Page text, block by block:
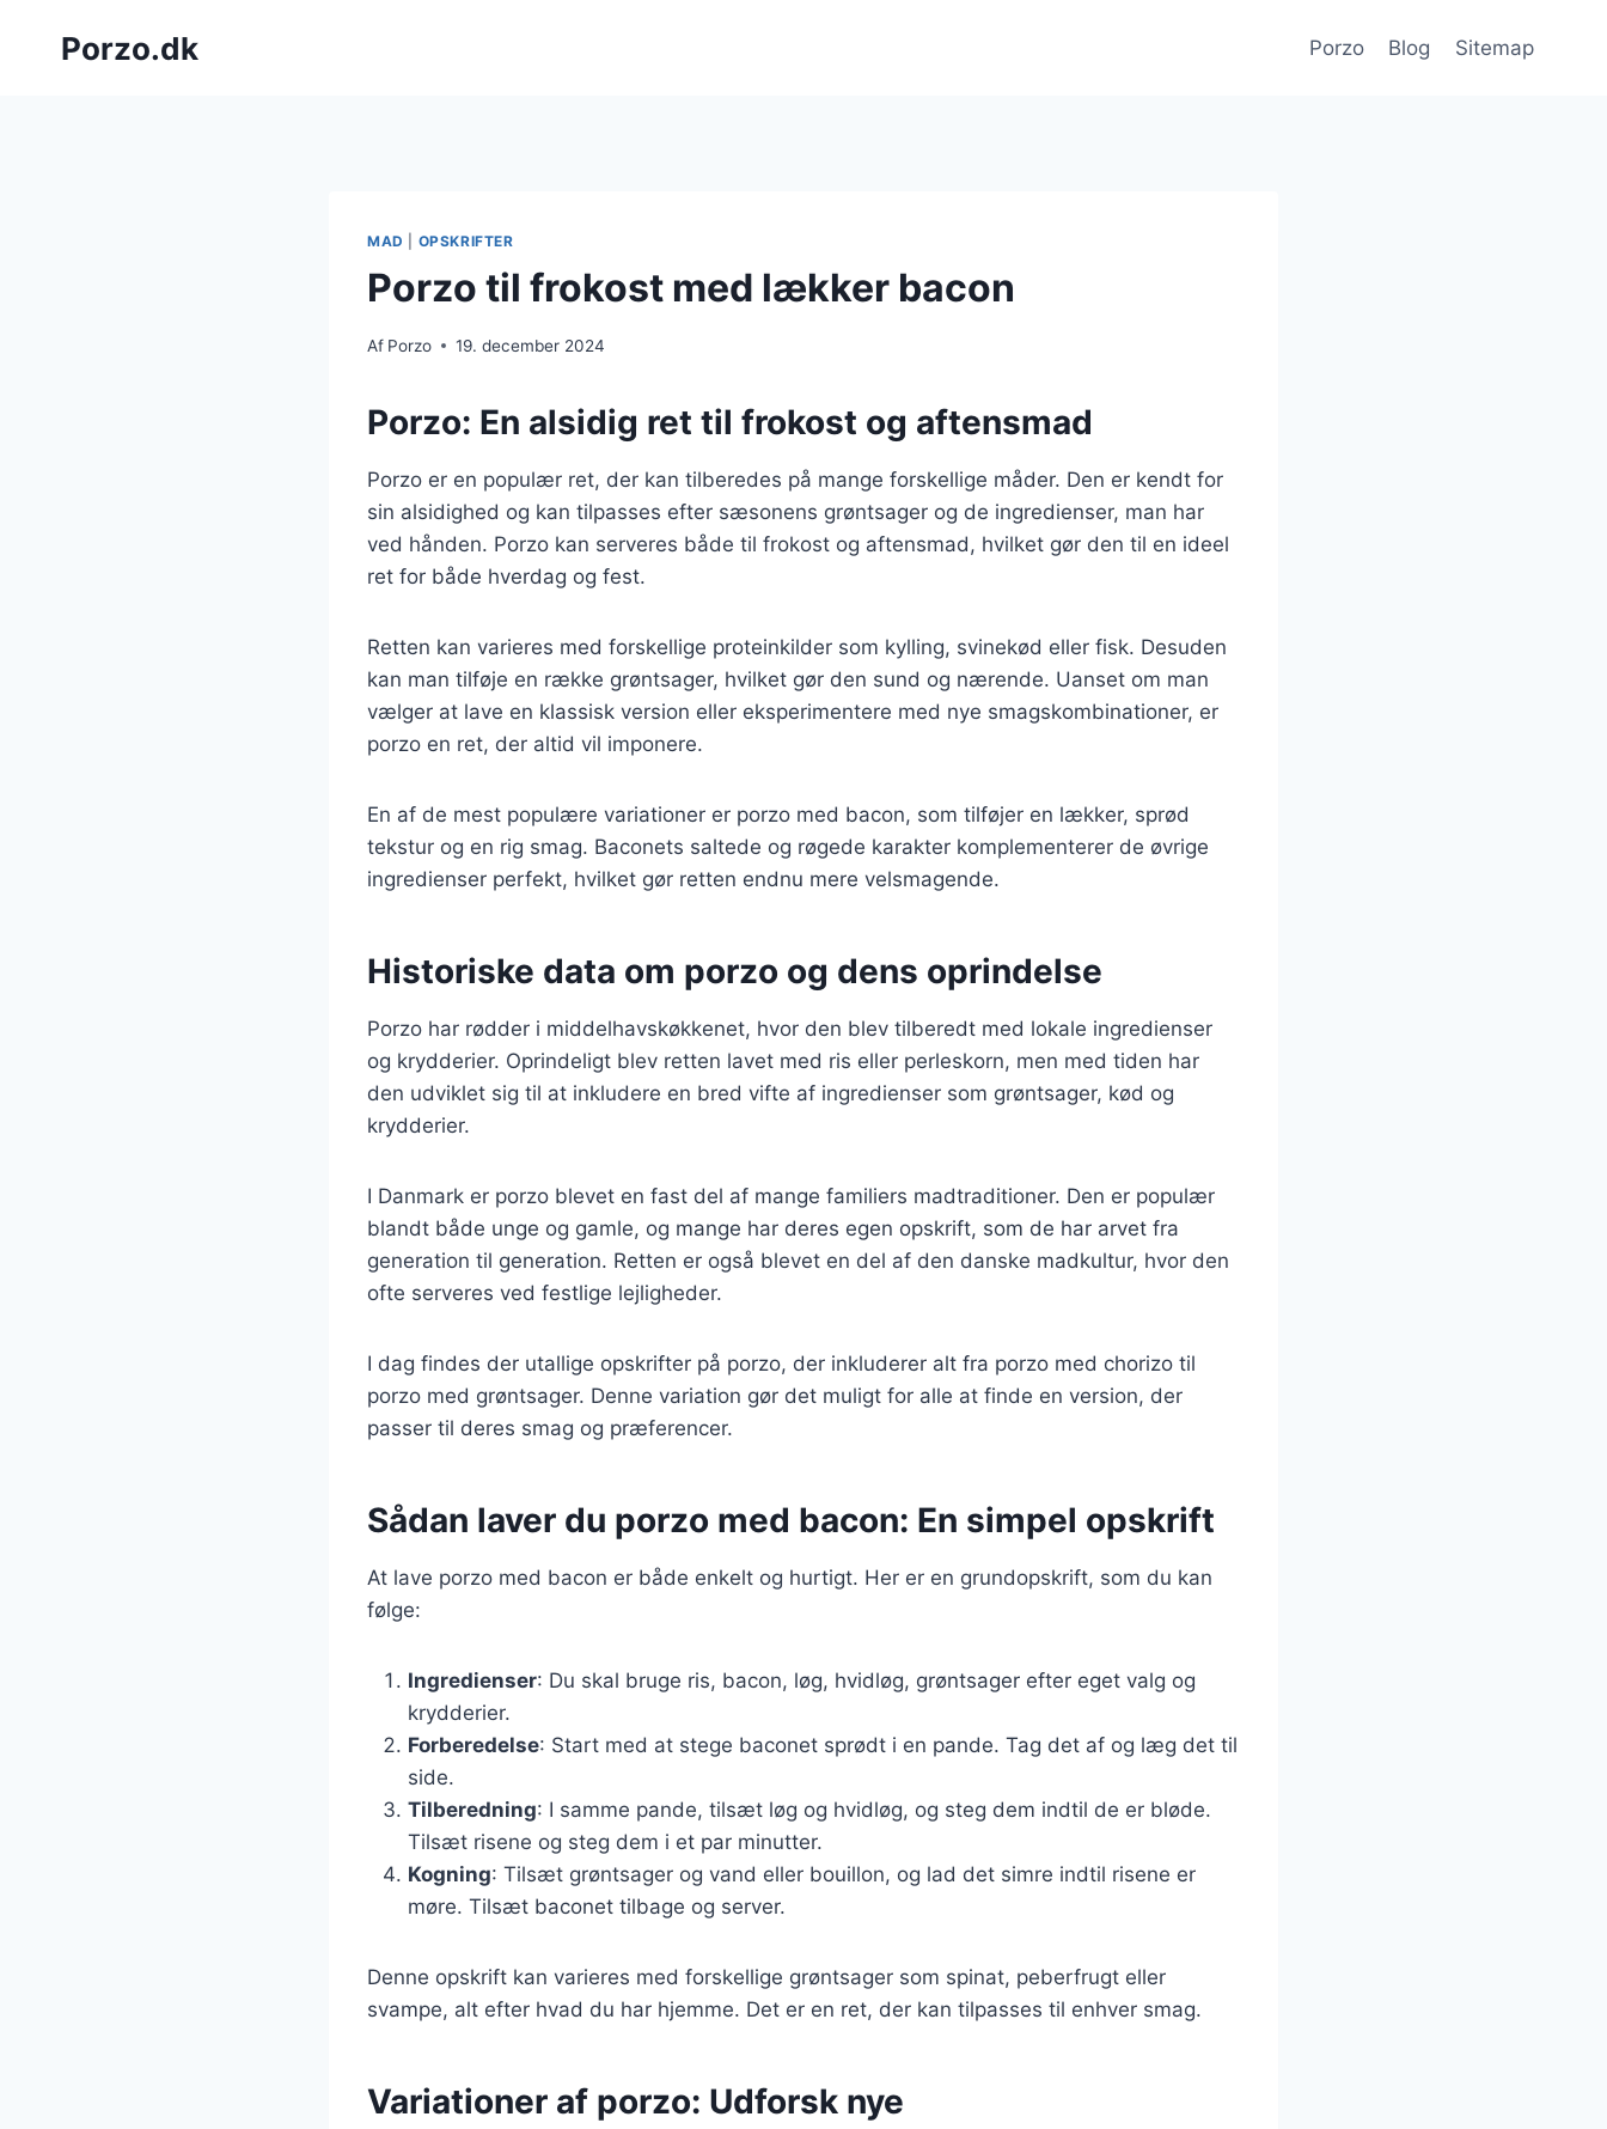
Porzo.dk Porzo Blog Sitemap
MAD OPSKRIFTER
Porzo til frokost med lækker bacon
Af Porzo 19. december 2024
Porzo: En alsidig ret til frokost og aftensmad
Porzo er en populær ret, der kan tilberedes på mange forskellige måder. Den er kendt for
sin alsidighed og kan tilpasses efter sæsonens grøntsager og de ingredienser, man har
ved hånden. Porzo kan serveres både til frokost og aftensmad, hvilket gør den til en ideel
ret for både hverdag og fest.
Retten kan varieres med forskellige proteinkilder som kylling, svinekød eller fisk. Desuden
kan man tilføje en række grøntsager, hvilket gør den sund og nærende. Uanset om man
vælger at lave en klassisk version eller eksperimentere med nye smagskombinationer, er
porzo en ret, der altid vil imponere.
En af de mest populære variationer er porzo med bacon, som tilføjer en lækker, sprød
tekstur og en rig smag. Baconets saltede og røgede karakter komplementerer de øvrige
ingredienser perfekt, hvilket gør retten endnu mere velsmagende.
Historiske data om porzo og dens oprindelse
Porzo har rødder i middelhavskøkkenet, hvor den blev tilberedt med lokale ingredienser
og krydderier. Oprindeligt blev retten lavet med ris eller perleskorn, men med tiden har
den udviklet sig til at inkludere en bred vifte af ingredienser som grøntsager, kød og
krydderier.
I Danmark er porzo blevet en fast del af mange familiers madtraditioner. Den er populær
blandt både unge og gamle, og mange har deres egen opskrift, som de har arvet fra
generation til generation. Retten er også blevet en del af den danske madkultur, hvor den
ofte serveres ved festlige lejligheder.
I dag findes der utallige opskrifter på porzo, der inkluderer alt fra porzo med chorizo til
porzo med grøntsager. Denne variation gør det muligt for alle at finde en version, der
passer til deres smag og præferencer.
Sådan laver du porzo med bacon: En simpel opskrift
At lave porzo med bacon er både enkelt og hurtigt. Her er en grundopskrift, som du kan
følge:
Ingredienser: Du skal bruge ris, bacon, løg, hvidløg, grøntsager efter eget valg og
krydderier.
Forberedelse: Start med at stege baconet sprødt i en pande. Tag det af og læg det til
side.
Tilberedning: I samme pande, tilsæt løg og hvidløg, og steg dem indtil de er bløde.
Tilsæt risene og steg dem i et par minutter.
Kogning: Tilsæt grøntsager og vand eller bouillon, og lad det simre indtil risene er
møre. Tilsæt baconet tilbage og server.
Denne opskrift kan varieres med forskellige grøntsager som spinat, peberfrugt eller
svampe, alt efter hvad du har hjemme. Det er en ret, der kan tilpasses til enhver smag.
Variationer af porzo: Udforsk nye